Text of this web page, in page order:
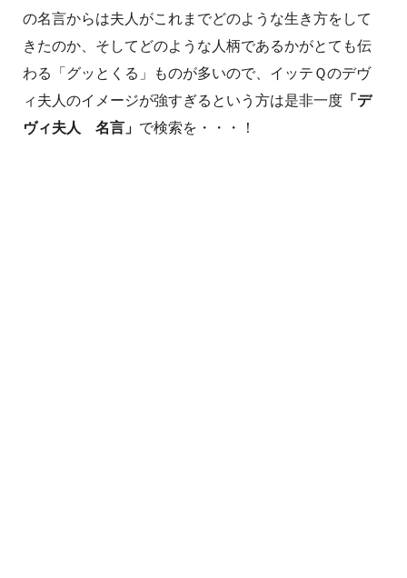
の名言からは夫人がこれまでどのような生き方をして
きたのか、そしてどのような人柄であるかがとても伝
わる「グッとくる」ものが多いので、イッテＱのデヴ
ィ夫人のイメージが強すぎるという方は是非一度 「デ
ヴィ夫人 名言」 で検索を・・・！